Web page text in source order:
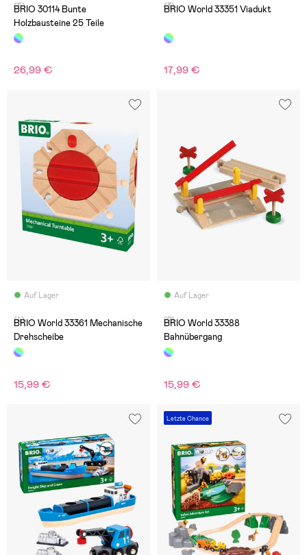
(5)
BRIO 30114 Bunte
Holzbausteine 25 Teile
26,99 €
(3)
BRIO World 33351 Viadukt
17,99 €
Auf Lager
(4)
BRIO World 33361 Mechanische
Drehscheibe
15,99 €
Auf Lager
(2)
BRIO World 33388
Bahnübergang
15,99 €
Letzte Chance